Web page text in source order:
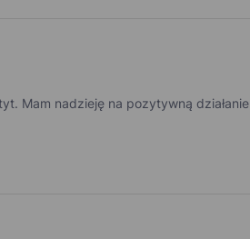
Mam nadzieję na pozytywną działanie